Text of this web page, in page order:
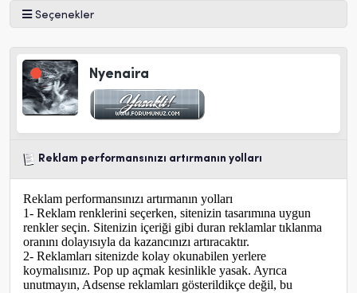
Seçenekler
Nyenaira
Reklam performansınızı artırmanın yolları
Reklam performansınızı artırmanın yolları
1- Reklam renklerini seçerken, sitenizin tasarımına uygun
renkler seçin. Sitenizin içeriği gibi duran reklamlar tıklanma
oranını dolayısıyla da kazancınızı artıracaktır.
2- Reklamları sitenizde kolay okunabilen yerlere
koymalısınız. Pop up açmak kesinlikle yasak. Ayrıca
unutmayın, Adsense reklamları gösterildikçe değil, bu